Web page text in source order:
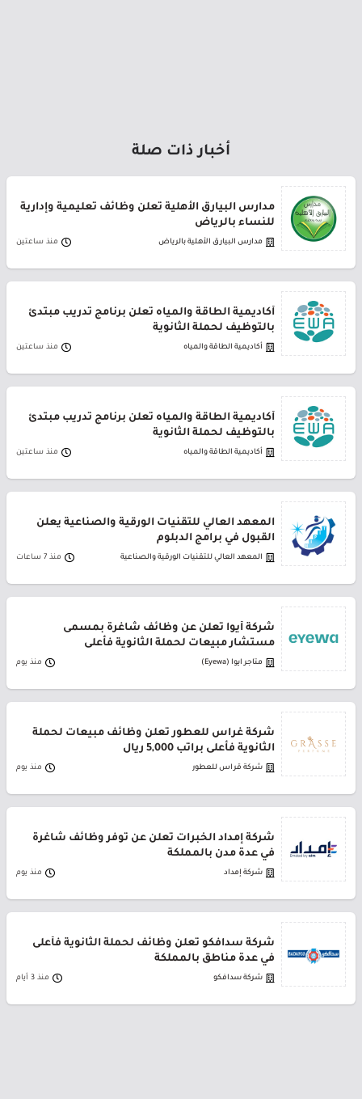
أخبار ذات صلة
مدارس البيارق الأهلية تعلن وظائف تعليمية وإدارية
للنساء بالرياض
مدارس البيارق الأهلية بالرياض منذ ساعتين
أكاديمية الطاقة والمياه تعلن برنامج تدريب مبتدئ
بالتوظيف لحملة الثانوية
أكاديمية الطاقة والمياه منذ ساعتين
أكاديمية الطاقة والمياه تعلن برنامج تدريب مبتدئ
بالتوظيف لحملة الثانوية
أكاديمية الطاقة والمياه منذ ساعتين
المعهد العالي للتقنيات الورقية والصناعية يعلن
القبول في برامج الدبلوم
المعهد العالي للتقنيات الورقية والصناعية منذ 7 ساعات
شركة أيوا تعلن عن وظائف شاغرة بمسمى
مستشار مبيعات لحملة الثانوية فأعلى
متاجر ايوا (Eyewa) منذ يوم
شركة غراس للعطور تعلن وظائف مبيعات لحملة
الثانوية فأعلى براتب 5,000 ريال
شركة قراس للعطور منذ يوم
شركة إمداد الخبرات تعلن عن توفر وظائف شاغرة
في عدة مدن بالمملكة
شركة إمداد منذ يوم
شركة سدافكو تعلن وظائف لحملة الثانوية فأعلى
في عدة مناطق بالمملكة
شركة سدافكو منذ 3 أيام